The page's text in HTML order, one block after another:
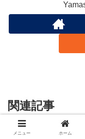
関連記事
メニュー ホーム